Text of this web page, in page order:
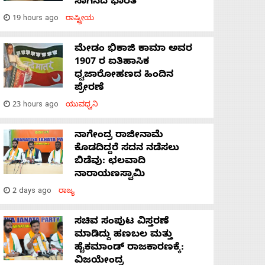
19 hours ago ರಾಷ್ಟ್ರೀಯ
ಮೇಡಂ ಭಿಕಾಜಿ ಕಾಮಾ ಅವರ
1907 ರ ಐತಿಹಾಸಿಕ
ಧ್ವಜಾರೋಹಣದ ಹಿಂದಿನ
ಪ್ರೇರಣೆ
23 hours ago ಯುವಧ್ವನಿ
ನಾಗೇಂದ್ರ ರಾಜೀನಾಮೆ
ಕೊಡದಿದ್ದರೆ ಸದನ ನಡೆಸಲು
ಬಿಡೆವು: ಛಲವಾದಿ
ನಾರಾಯಣಸ್ವಾಮಿ
2 days ago ರಾಜ್ಯ
ಸಚಿವ ಸಂಪುಟ ವಿಸ್ತರಣೆ
ಮಾಡಿದ್ದು ಹಣಬಲ ಮತ್ತು
ಹೈಕಮಾಂಡ್ ರಾಜಕಾರಣಕ್ಕೆ:
ವಿಜಯೇಂದ್ರ